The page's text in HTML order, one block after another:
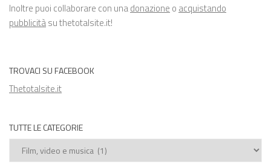
Inoltre puoi collaborare con unadonazione o acquistando
pubblicitàsu thetotalsite.it!
TROVACI SU FACEBOOK
Thetotalsite.it
TUTTE LE CATEGORIE
Tutte
le